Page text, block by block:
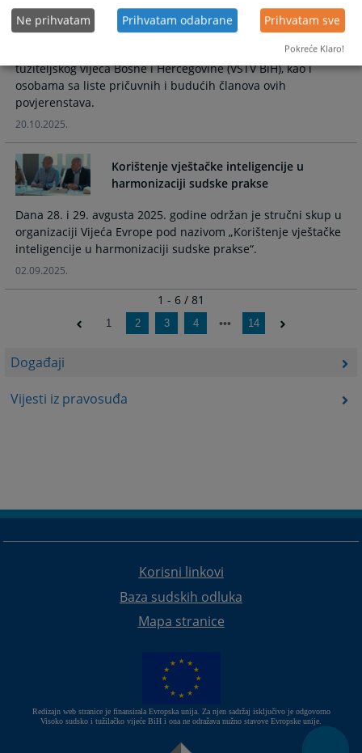
Događaji
Vijesti iz pravosuđa
Dana 13. i 14. listopada 2025. godine u Sarajevu je održana V
obuka na temu « Stegovni postupak i praksa », namijenjena
članovima stegovnih povjerenstava Visokog sudbenog i
tužiteljskog vijeća Bosne i Hercegovine (VSTV BiH), kao i
osobama sa liste pričuvnih i budućih članova ovih
povjerenstava.
20.10.2025.
Korištenje vještačke inteligencije u
harmonizaciji sudske prakse
Dana 28. i 29. avgusta 2025. godine održan je stručni skup u
organizaciji Vijeća Evrope pod nazivom „Korištenje vještačke
inteligencije u harmonizaciji sudske prakse“.
02.09.2025.
1 - 6 / 81
1 2 3 4 14
Korisni linkovi
Baza sudskih odluka
Mapa stranice
Redizajn web stranice je finansirala Evropska unija. Za njen sadržaj isključivo je odgovorno
Visoko sudsko i tužilačko vijeće BiH i ona ne odražava nužno stavove Evropske unije.
Ne prihvatam Prihvatam odabrane Prihvatam sve
Pokreće Klaro!